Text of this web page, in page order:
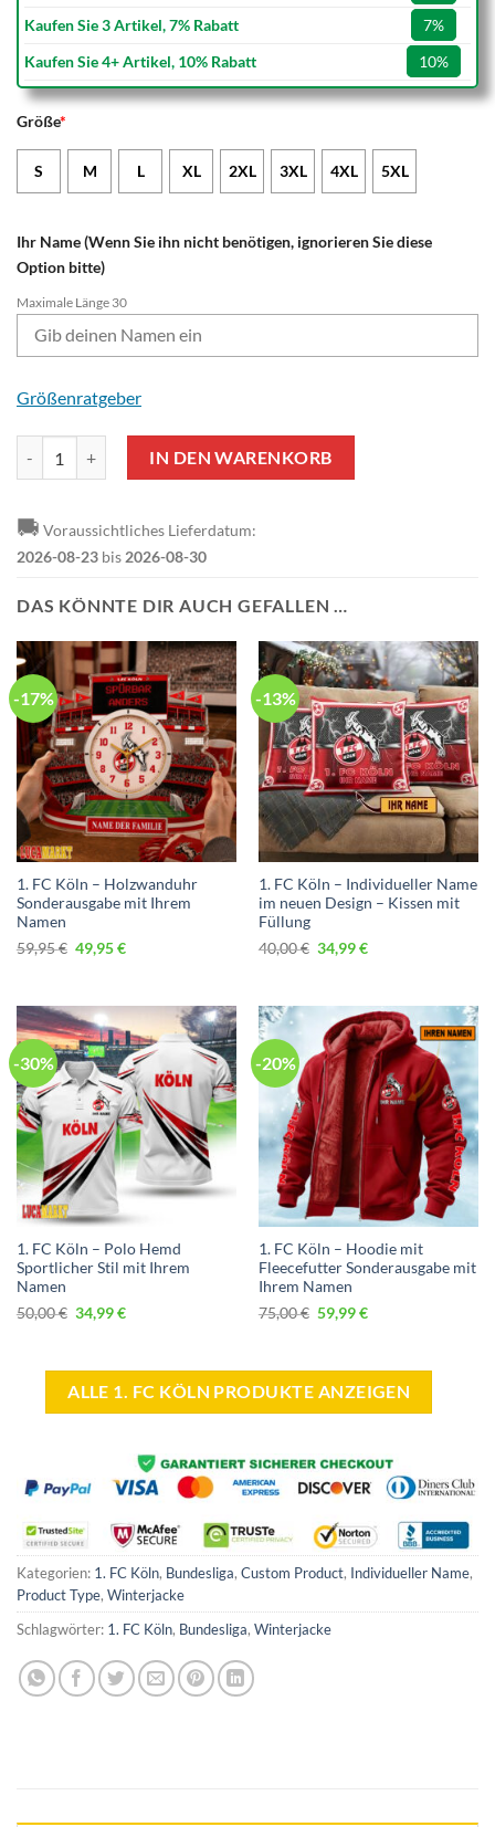
Kaufen Sie 3 Artikel, 7% Rabatt
7%
Kaufen Sie 4+ Artikel, 10% Rabatt
10%
Größe*
S M L XL 2XL 3XL 4XL 5XL
Ihr Name (Wenn Sie ihn nicht benötigen, ignorieren Sie diese
Option bitte)
Maximale Länge 30
Größenratgeber
IN DEN WARENKORB
🚚 Voraussichtliches Lieferdatum:
2026-08-23 bis2026-08-30
DAS KÖNNTE DIR AUCH GEFALLEN …
-17%
1. FC Köln – Holzwanduhr
Sonderausgabe mit Ihrem
Namen
59,95€ Ursprünglicher
Preis
49,95€Aktueller
-13%
1. FC Köln – Individueller Name
im neuen Design – Kissen mit
Füllung
40,00€ Ursprünglicher
Preis
34,99€Aktueller
-30%
1. FC Köln – Polo Hemd
Sportlicher Stil mit Ihrem
Namen
50,00€ Ursprünglicher
Preis
34,99€Aktueller
-20%
1. FC Köln – Hoodie mit
Fleecefutter Sonderausgabe mit
Ihrem Namen
75,00€ Ursprünglicher
Preis
59,99€Aktueller
ALLE 1. FC KÖLN PRODUKTE ANZEIGEN
Kategorien: 1. FC Köln, Bundesliga, Custom Product, Individueller Name,
Product Type, Winterjacke
Schlagwörter: 1. FC Köln, Bundesliga, Winterjacke